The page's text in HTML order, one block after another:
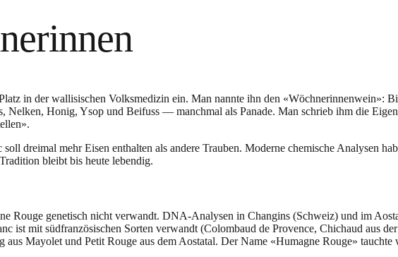
in der wallisischen Volksmedizin ein. Man nannte ihn den «Wöchnerinnenwein»:
Nelken, Honig, Ysop und Beifuss — manchmal als Panade. Man schrieb ihm die
dreimal mehr Eisen enthalten als andere Trauben. Moderne chemische Analysen
bleibt bis heute lebendig.
Rouge genetisch nicht verwandt. DNA-Analysen in Changins (Schweiz) und im
ist mit südfranzösischen Sorten verwandt (Colombaud de Provence, Chichaud aus
Mayolet und Petit Rouge aus dem Aostatal. Der Name «Humagne Rouge»